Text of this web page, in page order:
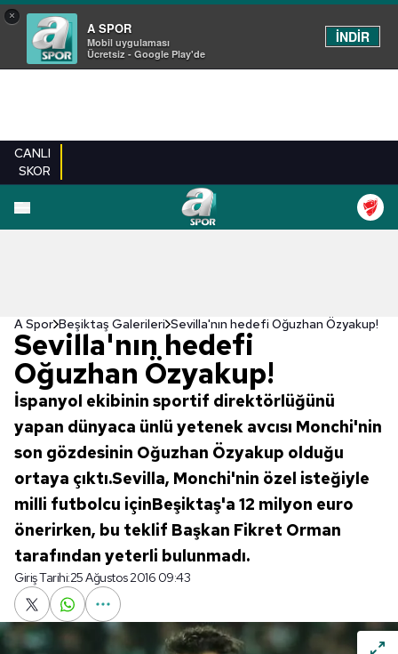
×
A SPOR
Mobil uygulaması
Ücretsiz - Google Play'de
İNDİR
CANLI
SKOR
EN YENILER
A Spor Beşiktaş Galerileri Sevilla'nın hedefi Oğuzhan Özyakup!
Sevilla'nın hedefi
Oğuzhan Özyakup!
İspanyol ekibinin sportif direktörlüğünü
yapan dünyaca ünlü yetenek avcısı Monchi'nin
son gözdesinin Oğuzhan Özyakup olduğu
ortaya çıktı.Sevilla, Monchi'nin özel isteğiyle
milli futbolcu içinBeşiktaş'a 12 milyon euro
önerirken, bu teklif Başkan Fikret Orman
tarafından yeterli bulunmadı.
Giriş Tarihi:25 Ağustos 2016 09:43